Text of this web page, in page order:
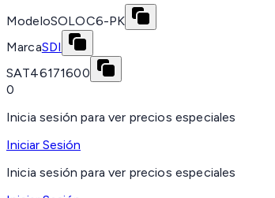
ModeloSOLOC6-PK
MarcaSDI
SAT46171600
0
Inicia sesión para ver precios especiales
Iniciar Sesión
Inicia sesión para ver precios especiales